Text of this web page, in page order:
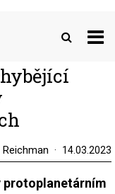
14.03.2023
protoplanetárním